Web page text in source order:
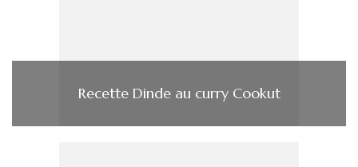
Recette Dinde au curry Cookut